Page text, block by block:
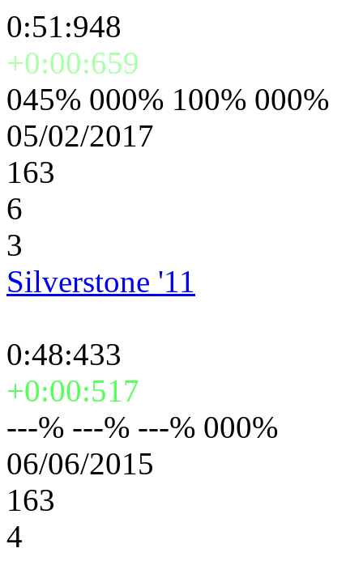
0:51:948
+0:00:659
045% 000% 100% 000%
05/02/2017
163
6
3
Silverstone '11
0:48:433
+0:00:517
---% ---% ---% 000%
06/06/2015
163
4